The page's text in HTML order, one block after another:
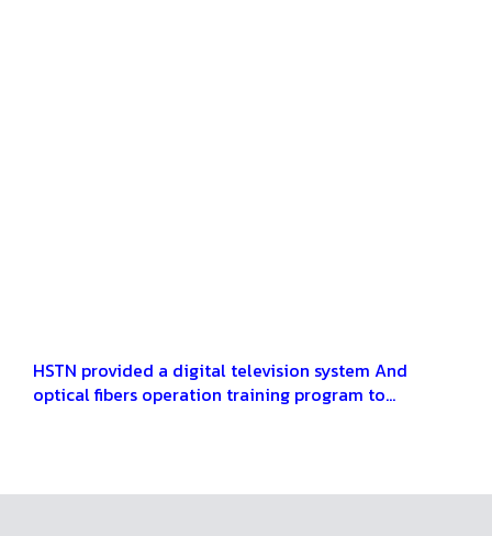
HSTN provided a digital television system And
optical fibers operation training program to